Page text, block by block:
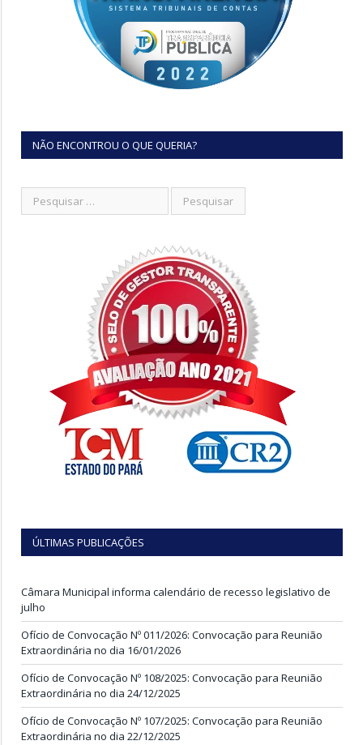
NÃO ENCONTROU O QUE QUERIA?
ÚLTIMAS PUBLICAÇÕES
Câmara Municipal informa calendário de recesso legislativo de
julho
Ofício de Convocação Nº 011/2026: Convocação para Reunião
Extraordinária no dia 16/01/2026
Ofício de Convocação Nº 108/2025: Convocação para Reunião
Extraordinária no dia 24/12/2025
Ofício de Convocação Nº 107/2025: Convocação para Reunião
Extraordinária no dia 22/12/2025